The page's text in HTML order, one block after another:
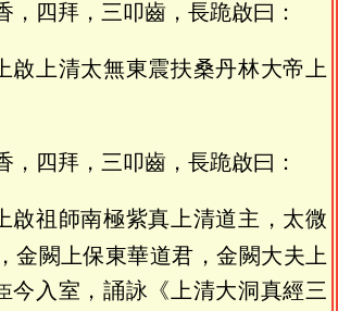
，四拜，三叩齒，長跪啟曰：
啟上清太無東震扶桑丹林大帝上
，四拜，三叩齒，長跪啟曰：
啟祖師南極紫真上清道主，太微
金闕上保東華道君，金闕大夫上
今入室，誦詠《上清大洞真經三